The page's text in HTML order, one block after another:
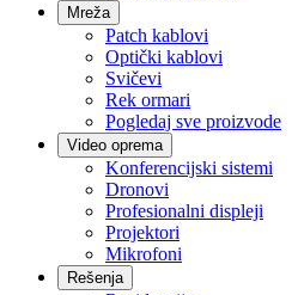
Mreža
Patch kablovi
Optički kablovi
Svičevi
Rek ormari
Pogledaj sve proizvode
Video oprema
Konferencijski sistemi
Dronovi
Profesionalni displeji
Projektori
Mikrofoni
Rešenja